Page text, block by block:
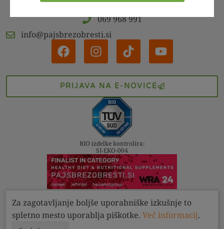
069 968 991
info@pajsbrezobresti.si
PRIJAVA NA E-NOVICE
BIO izdelke kontrolira:
SI-EKO-004
KontaktPogojiZasebnost
Pajs brez obresti d.o.o. 2022 - 2026. Vse pravice pridržane.
Za zagotavljanje boljše uporabniške izkušnje to
spletno mesto uporablja piškotke. Več informacij.